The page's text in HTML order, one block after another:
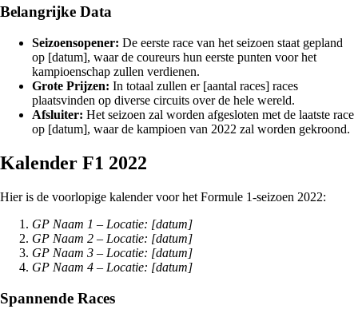
Belangrijke Data
Seizoensopener: De eerste race van het seizoen staat gepland
op [datum], waar de coureurs hun eerste punten voor het
kampioenschap zullen verdienen.
Grote Prijzen: In totaal zullen er [aantal races] races
plaatsvinden op diverse circuits over de hele wereld.
Afsluiter: Het seizoen zal worden afgesloten met de laatste race
op [datum], waar de kampioen van 2022 zal worden gekroond.
Kalender F1 2022
Hier is de voorlopige kalender voor het Formule 1-seizoen 2022:
GP Naam 1 – Locatie: [datum]
GP Naam 2 – Locatie: [datum]
GP Naam 3 – Locatie: [datum]
GP Naam 4 – Locatie: [datum]
Spannende Races